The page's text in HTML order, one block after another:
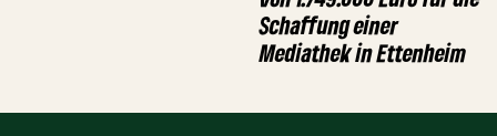
Schaffung einer
Mediathek in Ettenheim